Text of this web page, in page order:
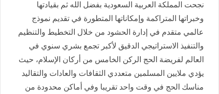
نجحت المملكة العربية السعودية بفضل الله ثم بقيادتها
وخبراتها المتراكمة وإمكاناتها المتطورة في تقديم نموذج
عالمي متقدم في إدارة الحشود من خلال التخطيط والتنظيم
والتنفيذ الاستراتيجي الدقيق لأكبر تجمع بشري سنوي في
العالم لفريضة الحج الركن الخامس من أركان الإسلام، حيث
يؤدي ملايين المسلمين متعددي الثقافات والعادات والتقاليد
مناسك الحج في وقت واحد تقريبا وفي أماكن محدودة من